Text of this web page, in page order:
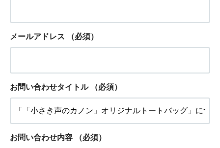
メールアドレス （必須）
お問い合わせタイトル （必須）
お問い合わせ内容 （必須）